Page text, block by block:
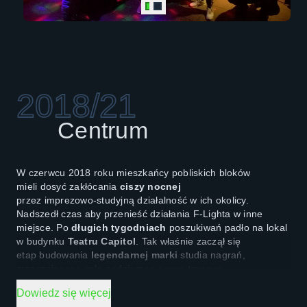
Malik Montana, Kaz Bałagane, Smolasty, OLEK, DMN,
Frosti oraz Berson, Wiktor z WWA, Młody Dron, Uki Grajda,
charakterem
2018/21
Centrum
W czerwcu 2018 roku mieszkańcy pobliskich bloków
mieli dosyć zakłócania ciszy nocnej
przez imprezowo‑studyjną działalność w ich okolicy.
Nadszedł czas aby przenieść działania F‑Lighta w inne
miejsce. Po długich tygodniach poszukiwań padło na lokal
w budynku Teatru Capitol . Tak właśnie zaczął się
etap budowania legendarnej marki studia nagrań,
świat influencerów oraz ścisłą czołówkę polskich
mainstreamowych artystów.
Dowiedz się więcej